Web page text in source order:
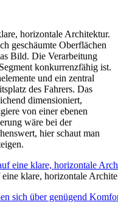
horizontale Architektur.
geschäumte Oberflächen
Bild. Die Verarbeitung
konkurrenzfähig ist.
und ein zentral
des Fahrers. Das
dimensioniert,
von einer ebenen
wäre bei der
hier schaut man
eine klare, horizontale